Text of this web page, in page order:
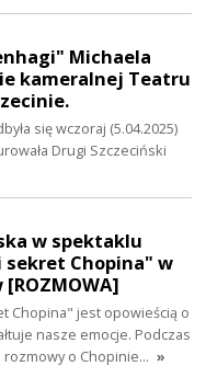
Michaela
kameralnej Teatru
się wczoraj (5.04.2025)
Drugi Szczeciński
w spektaklu
sekret Chopina" w
[ROZMOWA]
Chopina" jest opowieścią o
nasze emocje. Podczas
rozmowy o Chopinie… »